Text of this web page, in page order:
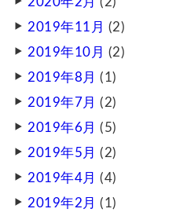
2019年11月 (2)
2019年10月 (2)
2019年8月 (1)
2019年7月 (2)
2019年6月 (5)
2019年5月 (2)
2019年4月 (4)
2019年2月 (1)